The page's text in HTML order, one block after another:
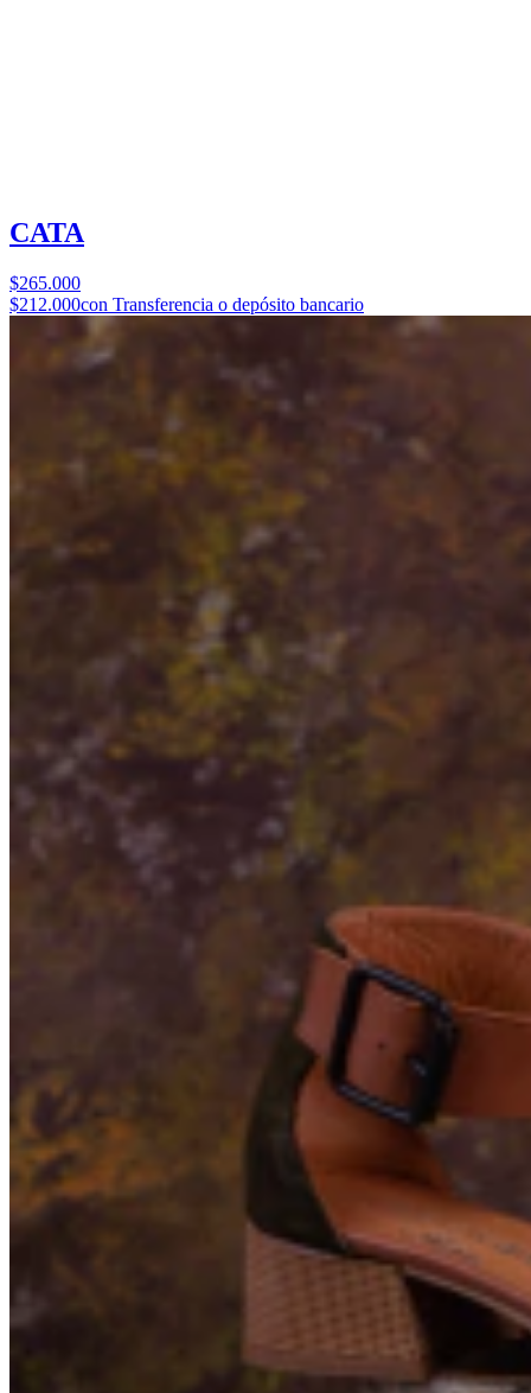
CATA
$265.000
$212.000con Transferencia o depósito bancario